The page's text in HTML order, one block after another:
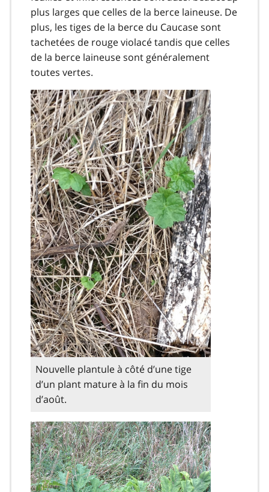
plus larges que celles de la berce laineuse. De
plus, les tiges de la berce du Caucase sont
tachetées de rouge violacé tandis que celles
de la berce laineuse sont généralement
toutes vertes.
Nouvelle plantule à côté d’une tige
d’un plant mature à la fin du mois
d’août.